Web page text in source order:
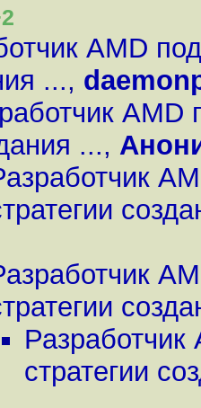
AMD
...,
AMD
...,
Разработчик
стратегии